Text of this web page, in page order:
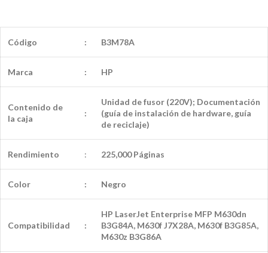
Código : B3M78A
Marca : HP
Contenido de
la caja
:
Unidad de fusor (220V); Documentación
(guía de instalación de hardware, guía
de reciclaje)
Rendimiento : 225,000 Páginas
Color : Negro
Compatibilidad :
HP LaserJet Enterprise MFP M630dn
B3G84A, M630f J7X28A, M630f B3G85A,
M630z B3G86A